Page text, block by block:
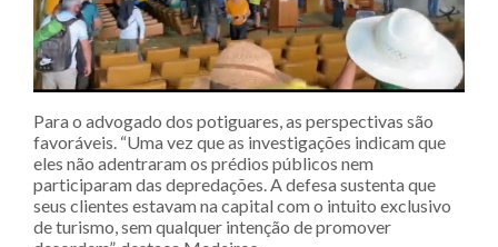
Para o advogado dos potiguares, as perspectivas são
favoráveis. “Uma vez que as investigações indicam que
eles não adentraram os prédios públicos nem
participaram das depredações. A defesa sustenta que
seus clientes estavam na capital com o intuito exclusivo
de turismo, sem qualquer intenção de promover